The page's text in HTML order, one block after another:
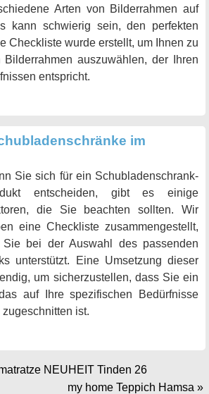
Arten von Bilderrahmen auf
kann schwierig sein, den perfekten
Checkliste wurde erstellt, um Ihnen zu
Bilderrahmen auszuwählen, der Ihren
entspricht.
im
Sie sich für ein Schubladenschrank-
entscheiden, gibt es einige
die Sie beachten sollten. Wir
eine Checkliste zusammengestellt,
bei der Auswahl des passenden
unterstützt. Eine Umsetzung dieser
um sicherzustellen, dass Sie ein
auf Ihre spezifischen Bedürfnisse
ist.
NEUHEIT Tinden 26
my home Teppich Hamsa »